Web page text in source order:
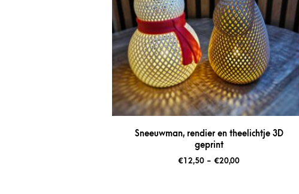
Sneeuwman, rendier en theelichtje 3D
geprint
€12,50 - €20,00